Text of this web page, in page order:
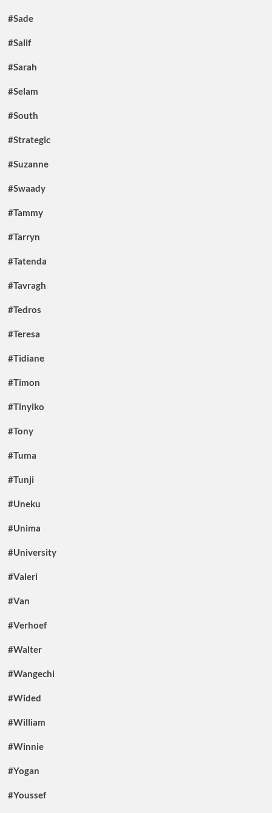
#Sade
#Salif
#Sarah
#Selam
#South
#Strategic
#Suzanne
#Swaady
#Tammy
#Tarryn
#Tatenda
#Tavragh
#Tedros
#Teresa
#Tidiane
#Timon
#Tinyiko
#Tony
#Tuma
#Tunji
#Uneku
#Unima
#University
#Valeri
#Van
#Verhoef
#Walter
#Wangechi
#Wided
#William
#Winnie
#Yogan
#Youssef